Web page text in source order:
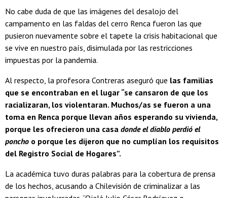
No cabe duda de que las imágenes del desalojo del
campamento en las faldas del cerro Renca fueron las que
pusieron nuevamente sobre el tapete la crisis habitacional que
se vive en nuestro país, disimulada por las restricciones
impuestas por la pandemia.
Al respecto, la profesora Contreras aseguró que las familias
que se encontraban en el lugar “se cansaron de que los
racializaran, los violentaran. Muchos/as se fueron a una
toma en Renca porque llevan años esperando su vivienda,
porque les ofrecieron una casa donde el diablo perdió el
poncho o porque les dijeron que no cumplían los requisitos
del Registro Social de Hogares”.
La académica tuvo duras palabras para la cobertura de prensa
de los hechos, acusando a Chilevisión de criminalizar a las